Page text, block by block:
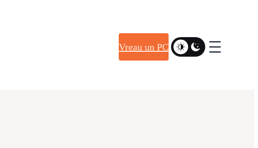
Vreau un PC